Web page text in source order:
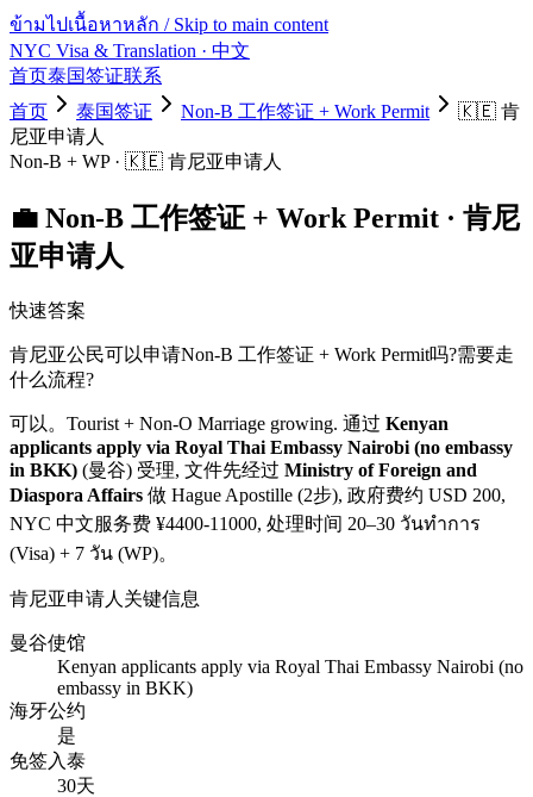
ข้ามไปเนื้อหาหลัก / Skip to main content
NYC Visa & Translation · 中文
首页泰国签证联系
首页
泰国签证 Non-B 工作签证 + Work Permit 🇰🇪 肯
尼亚申请人
Non-B + WP· 🇰🇪 肯尼亚申请人
💼 Non-B 工作签证 + Work Permit · 肯尼
亚申请人
快速答案
肯尼亚公民可以申请Non-B 工作签证 + Work Permit吗?需要走
什么流程?
可以。 Tourist + Non-O Marriage growing. 通过 Kenyan
applicants apply via Royal Thai Embassy Nairobi (no embassy
in BKK) (曼谷) 受理, 文件先经过 Ministry of Foreign and
Diaspora Affairs 做 Hague Apostille (2步), 政府费约 USD 200,
NYC 中文服务费 ¥4400-11000, 处理时间 20–30 วันทำการ
(Visa) + 7 วัน (WP)。
肯尼亚申请人关键信息
曼谷使馆
Kenyan applicants apply via Royal Thai Embassy Nairobi (no
embassy in BKK)
海牙公约
是
免签入泰
30天